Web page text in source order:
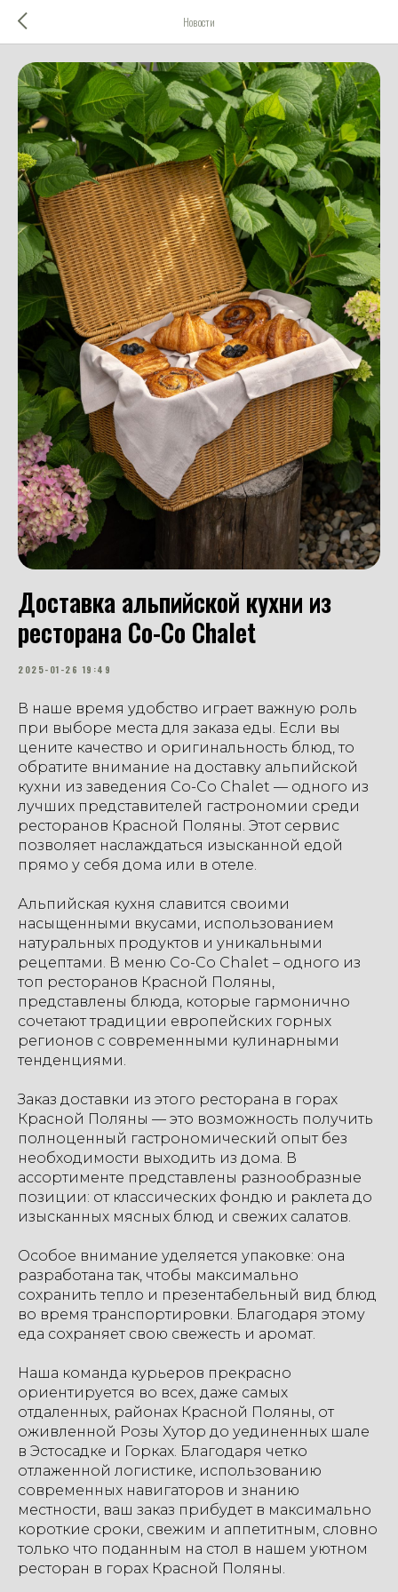
Новости
Доставка альпийской кухни из
ресторана Co-Co Chalet
2025-01-26 19:49
В наше время удобство играет важную роль
при выборе места для заказа еды. Если вы
цените качество и оригинальность блюд, то
обратите внимание на доставку альпийской
кухни из заведения Co-Co Chalet — одного из
лучших представителей гастрономии среди
ресторанов Красной Поляны. Этот сервис
позволяет наслаждаться изысканной едой
прямо у себя дома или в отеле.
Альпийская кухня славится своими
насыщенными вкусами, использованием
натуральных продуктов и уникальными
рецептами. В меню Co-Co Chalet – одного из
топ ресторанов Красной Поляны,
представлены блюда, которые гармонично
сочетают традиции европейских горных
регионов с современными кулинарными
тенденциями.
Заказ доставки из этого ресторана в горах
Красной Поляны — это возможность получить
полноценный гастрономический опыт без
необходимости выходить из дома. В
ассортименте представлены разнообразные
позиции: от классических фондю и раклета до
изысканных мясных блюд и свежих салатов.
Особое внимание уделяется упаковке: она
разработана так, чтобы максимально
сохранить тепло и презентабельный вид блюд
во время транспортировки. Благодаря этому
еда сохраняет свою свежесть и аромат.
Наша команда курьеров прекрасно
ориентируется во всех, даже самых
отдаленных, районах Красной Поляны, от
оживленной Розы Хутор до уединенных шале
в Эстосадке и Горках. Благодаря четко
отлаженной логистике, использованию
современных навигаторов и знанию
местности, ваш заказ прибудет в максимально
короткие сроки, свежим и аппетитным, словно
только что поданным на стол в нашем уютном
ресторан в горах Красной Поляны.